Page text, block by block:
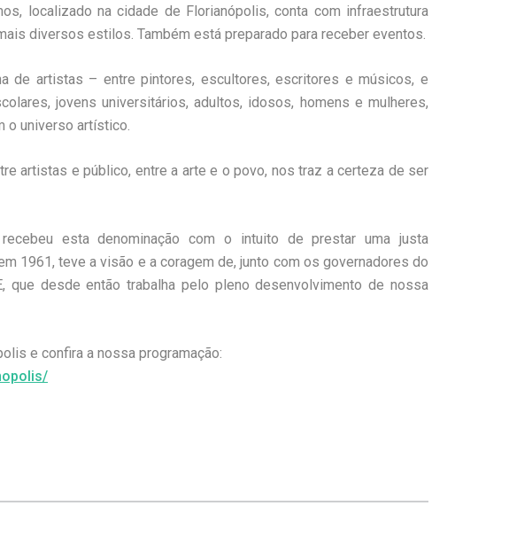
localizado na cidade de Florianópolis, conta com infraestrutura
diversos estilos. Também está preparado para receber eventos.
de artistas – entre pintores, escultores, escritores e músicos, e
jovens universitários, adultos, idosos, homens e mulheres,
o universo artístico.
artistas e público, entre a arte e o povo, nos traz a certeza de ser
esta denominação com o intuito de prestar uma justa
1961, teve a visão e a coragem de, junto com os governadores do
que desde então trabalha pelo pleno desenvolvimento de nossa
e confira a nossa programação: